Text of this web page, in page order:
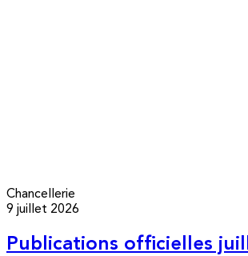
Chancellerie
9 juillet 2026
Publications officielles